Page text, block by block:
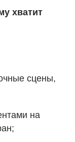
хватит
сцены,
на